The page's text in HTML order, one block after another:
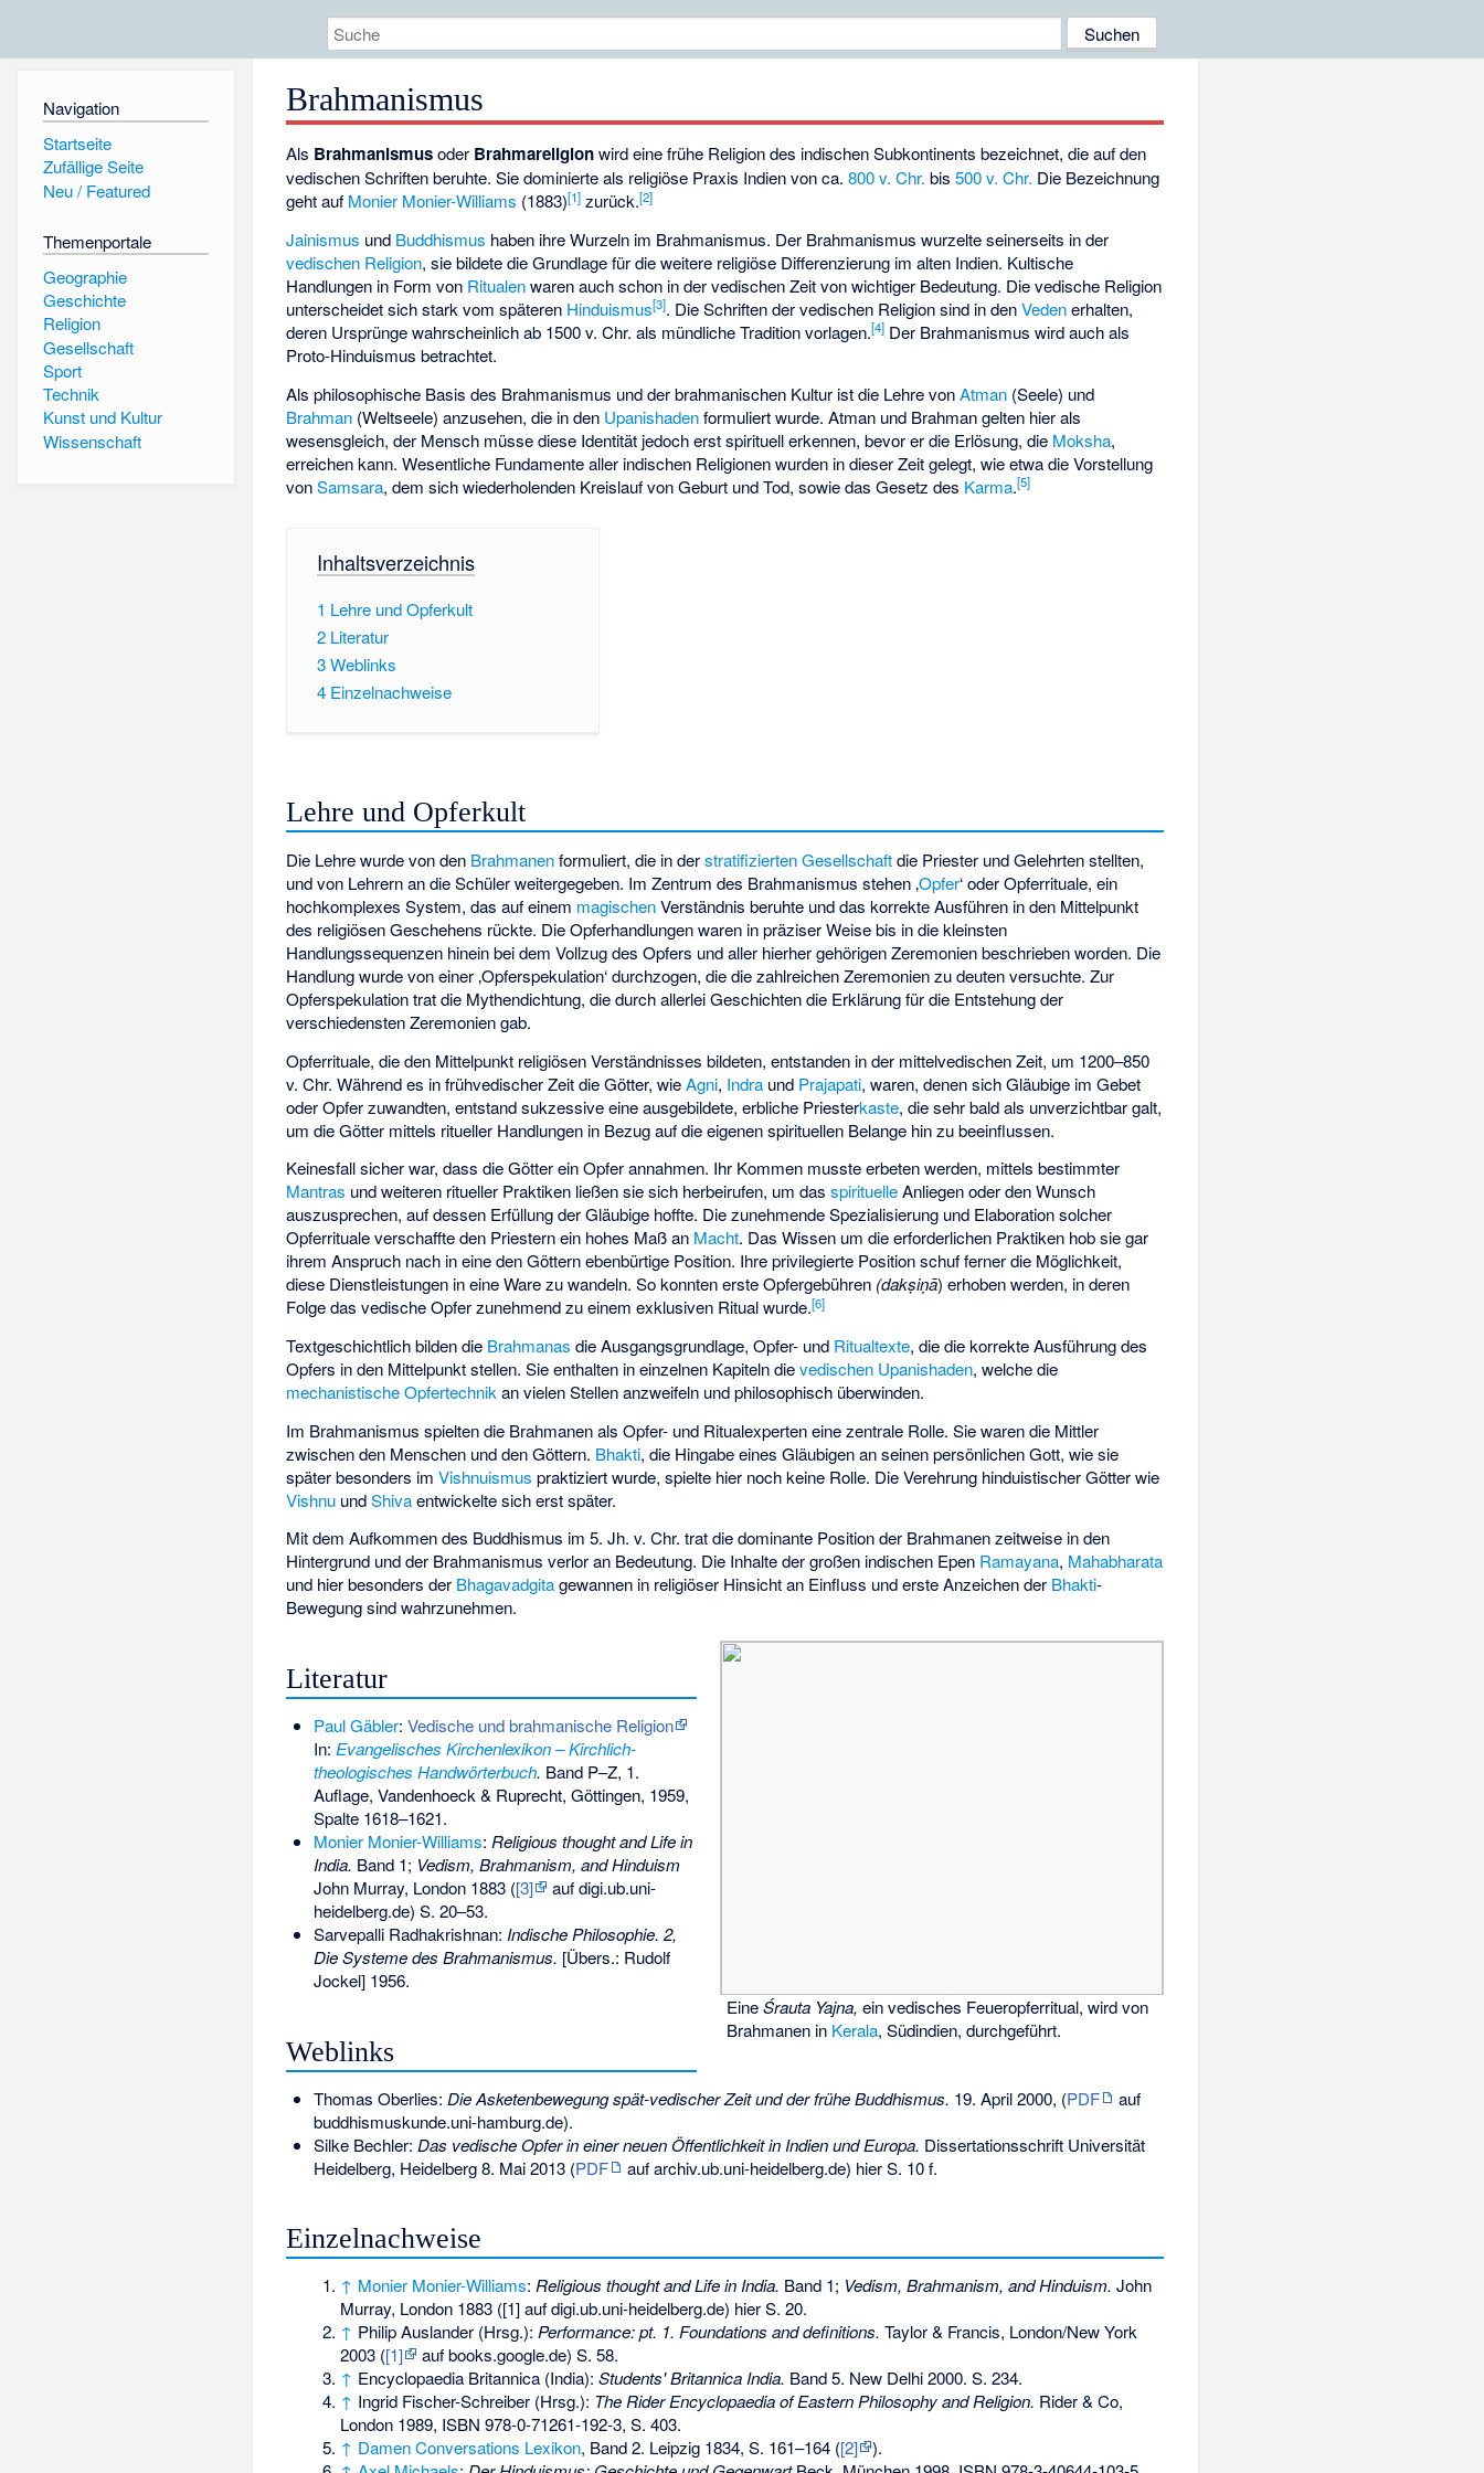
Navigation
Startseite
Zufällige Seite
Neu / Featured
Themenportale
Geographie
Geschichte
Religion
Gesellschaft
Sport
Technik
Kunst und Kultur
Wissenschaft
Brahmanismus
Als Brahmanismusoder Brahmareligionwird eine frühe Religion des indischen Subkontinents bezeichnet, die auf den
vedischen Schriften beruhte. Sie dominierte als religiöse Praxis Indien von ca.800 v. Chr. bis500 v. Chr. Die Bezeichnung
geht auf Monier Monier-Williams (1883)[1] zurück.[2]
Jainismus und Buddhismus haben ihre Wurzeln im Brahmanismus. Der Brahmanismus wurzelte seinerseits in der
vedischen Religion, sie bildete die Grundlage für die weitere religiöse Differenzierung im alten Indien. Kultische
Handlungen in Form von Ritualenwaren auch schon in der vedischen Zeit von wichtiger Bedeutung. Die vedische Religion
unterscheidet sich stark vom späteren Hinduismus[3]. Die Schriften der vedischen Religion sind in denVedenerhalten,
deren Ursprünge wahrscheinlich ab 1500 v. Chr. als mündliche Tradition vorlagen.[4] Der Brahmanismus wird auch als
Proto-Hinduismus betrachtet.
Als philosophische Basis des Brahmanismus und der brahmanischen Kultur ist die Lehre vonAtman (Seele) und
Brahman (Weltseele) anzusehen, die in den Upanishadenformuliert wurde. Atman und Brahman gelten hier als
wesensgleich, der Mensch müsse diese Identität jedoch erst spirituell erkennen, bevor er die Erlösung, die Moksha,
erreichen kann. Wesentliche Fundamente aller indischen Religionen wurden in dieser Zeit gelegt, wie etwa die Vorstellung
vonSamsara, dem sich wiederholenden Kreislauf von Geburt und Tod, sowie das Gesetz des Karma.[5]
Inhaltsverzeichnis
1 Lehre und Opferkult
2 Literatur
3Weblinks
4 Einzelnachweise
Lehre und Opferkult
Die Lehre wurde von den Brahmanenformuliert, die in derstratifizierten Gesellschaftdie Priester und Gelehrten stellten,
und von Lehrern an die Schüler weitergegeben. Im Zentrum des Brahmanismus stehen ‚Opfer‘ oder Opferrituale, ein
hochkomplexes System, das auf einem magischenVerständnis beruhte und das korrekte Ausführen in den Mittelpunkt
des religiösen Geschehens rückte. Die Opferhandlungen waren in präziser Weise bis in die kleinsten
Handlungssequenzen hinein bei dem Vollzug des Opfers und aller hierher gehörigen Zeremonien beschrieben worden. Die
Handlung wurde von einer ‚Opferspekulation‘ durchzogen, die die zahlreichen Zeremonien zu deuten versuchte. Zur
Opferspekulation trat die Mythendichtung, die durch allerlei Geschichten die Erklärung für die Entstehung der
verschiedensten Zeremonien gab.
Opferrituale, die den Mittelpunkt religiösen Verständnisses bildeten, entstanden in der mittelvedischen Zeit, um 1200–850
v. Chr. Während es in frühvedischer Zeit die Götter, wieAgni, Indra und Prajapati, waren, denen sich Gläubige im Gebet
oder Opfer zuwandten, entstand sukzessive eine ausgebildete, erbliche Priesterkaste, die sehr bald als unverzichtbar galt,
um die Götter mittels ritueller Handlungen in Bezug auf die eigenen spirituellen Belange hin zu beeinflussen.
Keinesfall sicher war, dass die Götter ein Opfer annahmen. Ihr Kommen musste erbeten werden, mittels bestimmter
Mantras und weiteren ritueller Praktiken ließen sie sich herbeirufen, um dasspirituelleAnliegen oder den Wunsch
auszusprechen, auf dessen Erfüllung der Gläubige hoffte. Die zunehmende Spezialisierung und Elaboration solcher
Opferrituale verschaffte den Priestern ein hohes Maß an Macht. Das Wissen um die erforderlichen Praktiken hob sie gar
ihrem Anspruch nach in eine den Göttern ebenbürtige Position. Ihre privilegierte Position schuf ferner die Möglichkeit,
diese Dienstleistungen in eine Ware zu wandeln. So konnten erste Opfergebühren (dakṣiṇā) erhoben werden, in deren
Folge das vedische Opfer zunehmend zu einem exklusiven Ritual wurde.[6]
Textgeschichtlich bilden die Brahmanas die Ausgangsgrundlage, Opfer- und Ritualtexte, die die korrekte Ausführung des
Opfers in den Mittelpunkt stellen. Sie enthalten in einzelnen Kapiteln dievedischen Upanishaden, welche die
mechanistische Opfertechnik an vielen Stellen anzweifeln und philosophisch überwinden.
Im Brahmanismus spielten die Brahmanen als Opfer- und Ritualexperten eine zentrale Rolle. Sie waren die Mittler
zwischen den Menschen und den Göttern. Bhakti, die Hingabe eines Gläubigen an seinen persönlichen Gott, wie sie
später besonders imVishnuismus praktiziert wurde, spielte hier noch keine Rolle. Die Verehrung hinduistischer Götter wie
Vishnu undShivaentwickelte sich erst später.
Mit dem Aufkommen des Buddhismus im 5. Jh. v. Chr. trat die dominante Position der Brahmanen zeitweise in den
Hintergrund und der Brahmanismus verlor an Bedeutung. Die Inhalte der großen indischen Epen Ramayana, Mahabharata
und hier besonders der Bhagavadgitagewannen in religiöser Hinsicht an Einfluss und erste Anzeichen der Bhakti-
Bewegung sind wahrzunehmen.
EineŚrauta Yajna, ein vedisches Feueropferritual, wird von
Brahmanen in Kerala, Südindien, durchgeführt.
Literatur
Paul Gäbler: Vedische und brahmanische Religion
In: Evangelisches Kirchenlexikon – Kirchlich-
theologisches Handwörterbuch. Band P–Z, 1.
Auflage, Vandenhoeck & Ruprecht, Göttingen, 1959,
Spalte 1618–1621.
Monier Monier-Williams: Religious thought and Life in
India. Band 1; Vedism, Brahmanism, and Hinduism
John Murray, London 1883 ([3]
auf digi.ub.uni-
heidelberg.de) S. 20–53.
Sarvepalli Radhakrishnan: Indische Philosophie. 2,
Die Systeme des Brahmanismus. [Übers.: Rudolf
Jockel] 1956.
Weblinks
Thomas Oberlies: Die Asketenbewegung spät-vedischer Zeit und der frühe Buddhismus. 19. April 2000, (PDF
auf
buddhismuskunde.uni-hamburg.de).
Silke Bechler: Das vedische Opfer in einer neuen Öffentlichkeit in Indien und Europa. Dissertationsschrift Universität
Heidelberg, Heidelberg 8. Mai 2013 (PDF auf archiv.ub.uni-heidelberg.de) hier S. 10 f.
Einzelnachweise
↑ Monier Monier-Williams: Religious thought and Life in India. Band 1; Vedism, Brahmanism, and Hinduism. John
Murray, London 1883 ([1] auf digi.ub.uni-heidelberg.de) hier S. 20.
↑ Philip Auslander (Hrsg.): Performance: pt. 1. Foundations and definitions. Taylor & Francis, London/New York
2003 ([1]
auf books.google.de) S. 58.
↑ Encyclopaedia Britannica (India): Students' Britannica India. Band 5. New Delhi 2000. S. 234.
↑ Ingrid Fischer-Schreiber (Hrsg.): The Rider Encyclopaedia of Eastern Philosophy and Religion. Rider & Co,
London 1989, ISBN 978-0-71261-192-3, S. 403.
↑ Damen Conversations Lexikon, Band 2. Leipzig 1834, S. 161–164 ([2]
).